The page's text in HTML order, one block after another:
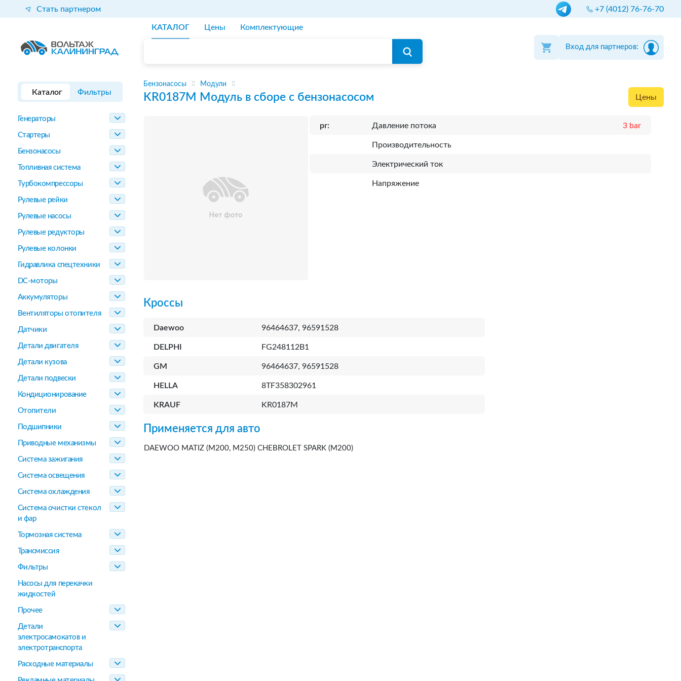
Стать партнером +7 (4012) 76-76-70
КАТАЛОГ Цены Комплектующие
Вход для партнеров:
Каталог Фильтры
Генераторы
Стартеры
Бензонасосы
Топливная система
Турбокомпрессоры
Рулевые рейки
Рулевые насосы
Рулевые редукторы
Рулевые колонки
Гидравлика спецтехники
DC-моторы
Аккумуляторы
Вентиляторы отопителя
Датчики
Детали двигателя
Детали кузова
Детали подвески
Кондиционирование
Отопители
Подшипники
Приводные механизмы
Система зажигания
Система освещения
Система охлаждения
Система очистки стекол
и фар
Тормозная система
Трансмиссия
Фильтры
Насосы для перекачки
жидкостей
Прочее
Детали
электросамокатов и
электротранспорта
Расходные материалы
Бензонасосы Модули
KR0187M Модуль в сборе с бензонасосом Цены
pr: Давление потока 3 bar
Производительность
Электрический ток
Напряжение
Кроссы
Daewoo 96464637, 96591528
DELPHI FG248112B1
GM 96464637, 96591528
HELLA 8TF358302961
KRAUF KR0187M
Применяется для авто
DAEWOO MATIZ (M200, M250) CHEBROLET SPARK (M200)